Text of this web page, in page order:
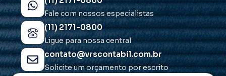
Fale com nossos especialistas
(11) 2171-0800
Ligue para nossa central
contato@vrscontabil.com.br
Solicite um orçamento por escrito